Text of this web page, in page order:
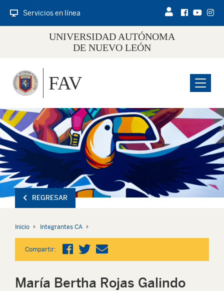
Servicios en línea
UNIVERSIDAD AUTÓNOMA
DE NUEVO LEÓN
Menu
FAV
REGRESAR
Inicio Integrantes CA
Compartir:
María Bertha Rojas Galindo